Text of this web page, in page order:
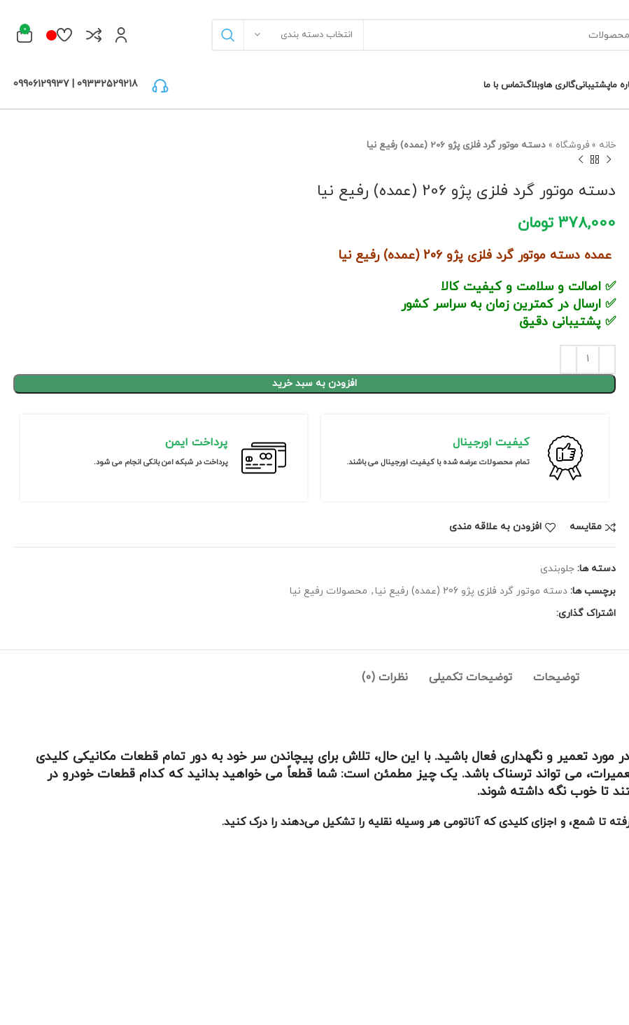
انتخاب دسته بندی 0
ماپشتیبانیگالری هاوبلاگتماس با ما 09332529218 | 09906129937
خانه »فروشگاه »دسته موتور گرد فلزی پژو 206 (عمده) رفیع نیا
دسته موتور گرد فلزی پژو 206 (عمده) رفیع نیا
378,000 تومان
عمده دسته موتور گرد فلزی پژو 206 (عمده) رفیع نیا
✅ اصالت و سلامت و کیفیت کالا
✅ ارسال در کمترین زمان به سراسر کشور
✅ پشتیبانی دقیق
افزودن به سبد خرید
کیفیت اورجینال
تمام محصولات عرضه شده با کیفیت اورجینال می باشند.
پرداخت ایمن
پرداخت در شبکه امن بانکی انجام می شود.
مقايسه افزودن به علاقه مندی
دسته ها: جلوبندی
برچسب ها: دسته موتور گرد فلزی پژو 206 (عمده) رفیع نیا , محصولات رفیع نیا
اشتراک گذاری:
توضیحات توضیحات تکمیلی نظرات (0)
تعمیر و نگهداری فعال باشید. با این حال، تلاش برای پیچاندن سر خود به دور تمام قطعات مکانیکی کلیدی
می تواند ترسناک باشد. یک چیز مطمئن است: شما قطعاً می خواهید بدانید که کدام قطعات خودرو در
تا خوب نگه داشته شوند.
تا شمع، و اجزای کلیدی که آناتومی هر وسیله نقلیه را تشکیل می‌دهند را درک کنید.